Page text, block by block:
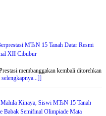
MTsN 15 Tanah Datar Resmi
XII Cibubur
membanggakan kembali ditorehkan
selengkapnya...]]
Kinaya, Siswi MTsN 15 Tanah
Babak Semifinal Olimpiade Mata